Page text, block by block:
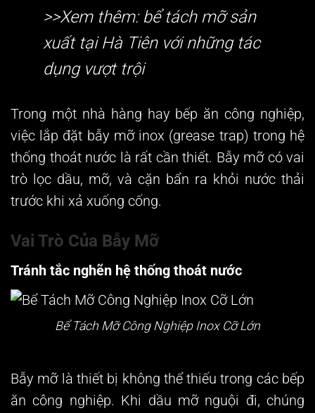
>>Xem thêm:bể tách mỡsản
xuất tại Hà Tiên với những tác
dụng vượt trội
Trong một nhà hàng hay bếp ăn công nghiệp,
việc lắp đặt bẫy mỡ inox (grease trap) trong hệ
thống thoát nước là rất cần thiết. Bẫy mỡ có vai
trò lọc dầu, mỡ, và cặn bẩn ra khỏi nước thải
trước khi xả xuống cống.
Vai Trò Của Bẫy Mỡ
Tránh tắc nghẽn hệ thống thoát nước
Bể Tách Mỡ Công Nghiệp Inox Cỡ Lớn
Bẫy mỡ là thiết bị không thể thiếu trong các bếp
ăn công nghiệp. Khi dầu mỡ nguội đi, chúng